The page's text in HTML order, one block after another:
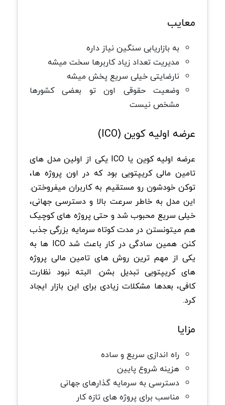
معایب
به بازاریابی سنگین نیاز داره
مدیریت تعداد زیاد کاربرها سخت میشه
نارضایتی خیلی سریع پخش میشه
وضعیت حقوقی اون تو بعضی کشورها
مشخص نیست
عرضه اولیه کوین (ICO)
عرضه اولیه کوین یا ICO یکی از اولین مدل های
تامین مالی کریپتویی بود که در اون پروژه ها،
توکن خودشون رو مستقیم به کاربران میفروختن.
این مدل به خاطر سرعت بالا و دسترسی جهانی،
خیلی سریع محبوب شد و حتی پروژه های کوچیک
هم میتونستن در مدت کوتاه سرمایه بزرگی جذب
کنن. همین سادگی در کار باعث شد ICO ها به
یکی از مهم ترین روش های تامین مالی پروژه
های کریپتویی تبدیل بشن. البته نبود نظارت
کافی، بعدها مشکلات زیادی برای این بازار ایجاد
کرد.
مزایا
راه اندازی سریع و ساده
هزینه شروع پایین
دسترسی به سرمایه گذارهای جهانی
مناسب برای پروژه های تازه کار